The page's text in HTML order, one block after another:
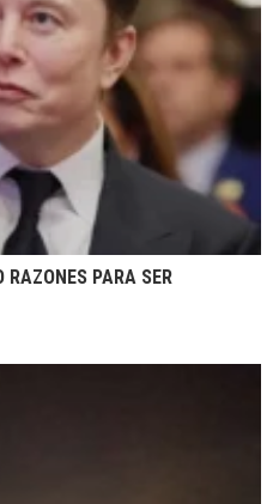
RAZONES PARA SER